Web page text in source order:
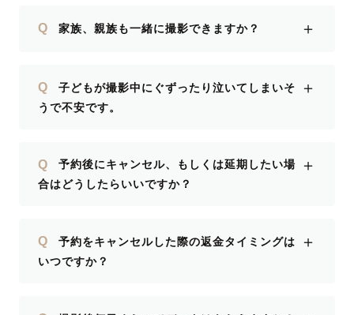
Q 家族、親族も一緒に撮影できますか？ ＋
Q
子どもが撮影中にぐずったり泣いてしまいそ
うで不安です。
＋
Q
予約後にキャンセル、もしくは延期したい場
合はどうしたらいいですか？
＋
Q
予約をキャンセルした際の返金タイミングは
いつですか？
＋